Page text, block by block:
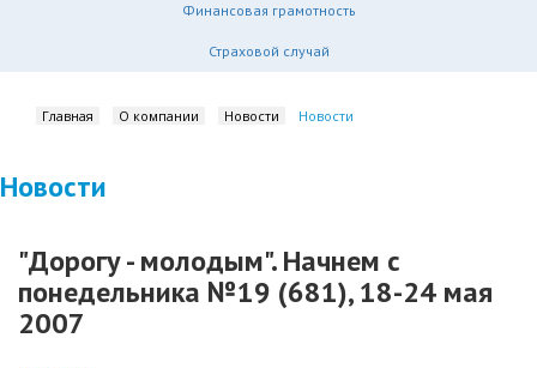
Финансовая грамотность
Страховой случай
Главная О компании Новости Новости
Новости
"Дорогу - молодым". Начнем с
понедельника №19 (681), 18-24 мая
2007